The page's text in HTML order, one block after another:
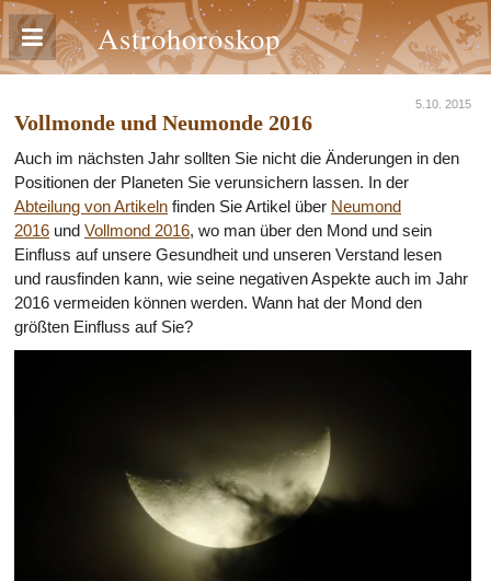
Astrohoroskop
5.10. 2015
Vollmonde und Neumonde 2016
Auch im nächsten Jahr sollten Sie nicht die Änderungen in den
Positionen der Planeten Sie verunsichern lassen. In der
Abteilung von Artikeln finden Sie Artikel über Neumond
2016 und Vollmond 2016, wo man über den Mond und sein
Einfluss auf unsere Gesundheit und unseren Verstand lesen
und rausfinden kann, wie seine negativen Aspekte auch im Jahr
2016 vermeiden können werden. Wann hat der Mond den
größten Einfluss auf Sie?